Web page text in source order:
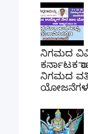
ನಿಗಮದ
ಕರ್ನಾಟಕ
ನಿಗಮದ
ಯೋಜನೆಗಳ